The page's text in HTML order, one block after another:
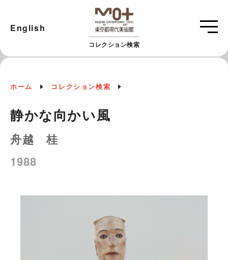
コレクション検索
English
ホーム コレクション検索
静かな向かい風
舟越 桂
1988